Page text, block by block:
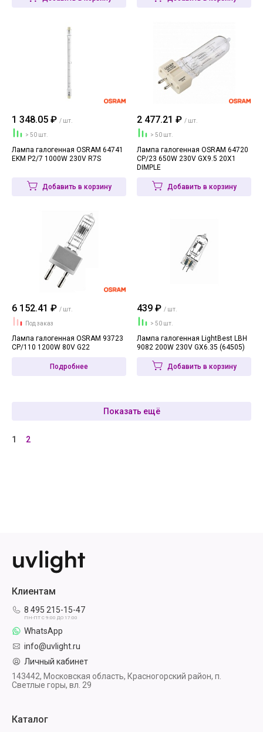
1 348.05 ₽ / шт.
> 50 шт.
Лампа галогенная OSRAM 64741
EKM P2/7 1000W 230V R7S
Добавить в корзину
2 477.21 ₽ / шт.
> 50 шт.
Лампа галогенная OSRAM 64720
CP/23 650W 230V GX9.5 20X1
DIMPLE
Добавить в корзину
6 152.41 ₽ / шт.
Под заказ
Лампа галогенная OSRAM 93723
CP/110 1200W 80V G22
Подробнее
439 ₽ / шт.
> 50 шт.
Лампа галогенная LightBest LBH
9082 200W 230V GX6.35 (64505)
Добавить в корзину
Показать ещё
1 2
Клиентам
8 495 215-15-47
ПН-ПТ С 9:00 ДО 17:00
WhatsApp
info@uvlight.ru
Личный кабинет
143442, Московская область, Красногорский район, п.
Светлые горы, вл. 29
Каталог